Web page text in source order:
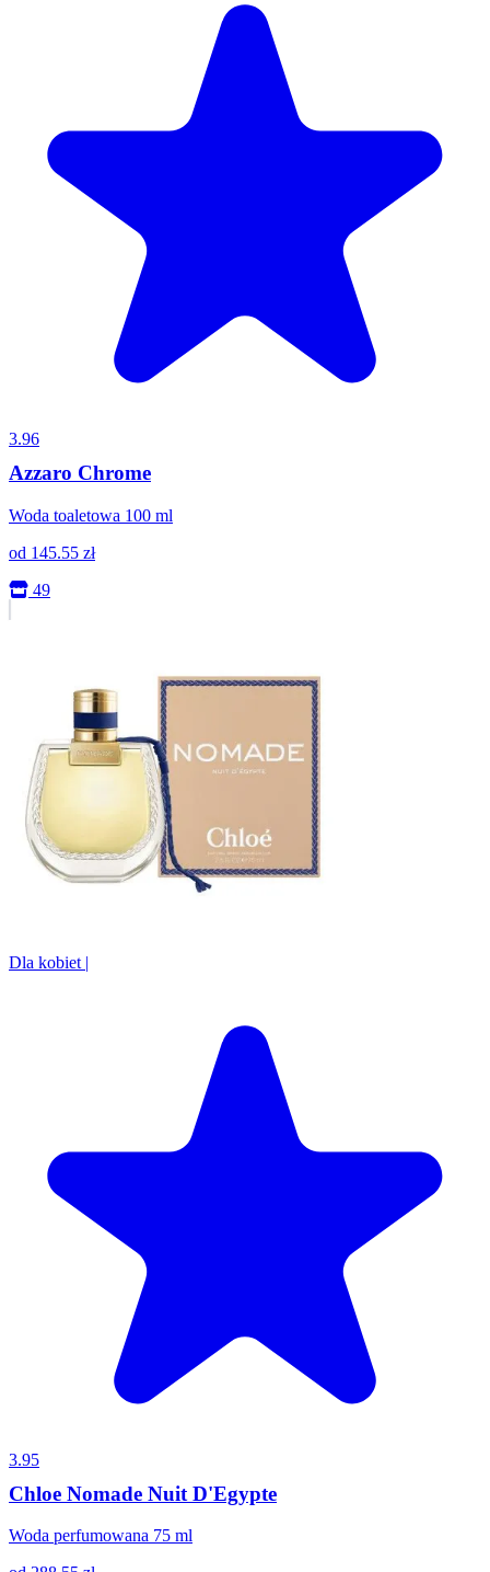
3.96
Azzaro Chrome
Woda toaletowa 100 ml
od 145.55 zł
49
Dla kobiet |
3.95
Chloe Nomade Nuit D'Egypte
Woda perfumowana 75 ml